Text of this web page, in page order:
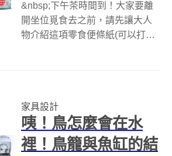
&nbsp;下午茶時間到！大家要離
開坐位覓食去之前，請先讓大人
物介紹這項零食便條紙(可以打電
路和餅乾圖案，就真的好像一般
的餅...
家具設計
咦！鳥怎麼會在水
裡！鳥籠與魚缸的結